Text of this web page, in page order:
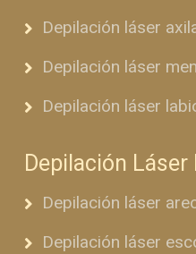
Depilación láser
Depilación láser
Depilación láser
Depilación Láser
Depilación láser
Depilación láser